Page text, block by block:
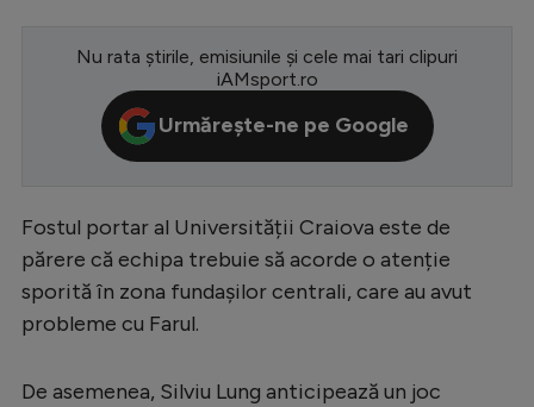
CM 2026
Premier League
Serie A
Bundesliga
Ligue 1
Starurile fotbalului
Nu rata știrile, emisiunile și cele mai tari clipuri
iAMsport.ro
Urmărește-ne pe Google
Fostul portar al Universității Craiova este de
părere că echipa trebuie să acorde o atenție
sporită în zona fundașilor centrali, care au avut
probleme cu Farul.
De asemenea, Silviu Lung anticipează un joc